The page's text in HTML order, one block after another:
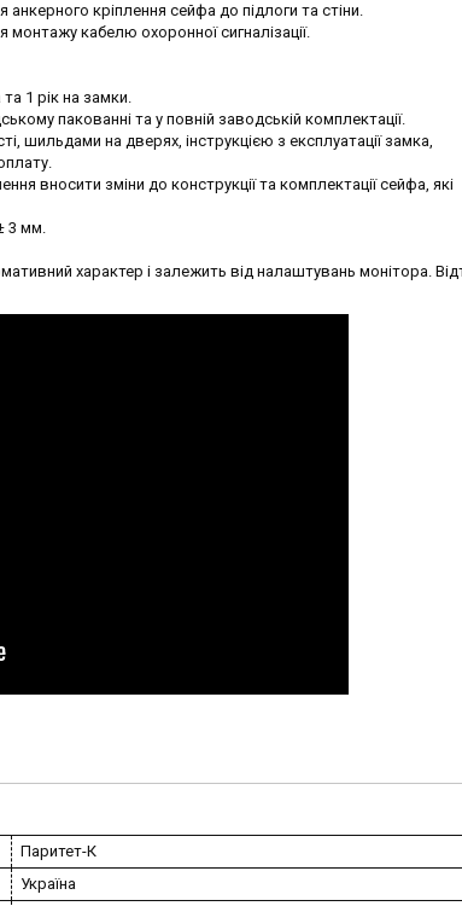
кріплення сейфа до підлоги та стіни.
монтажу кабелю охоронної сигналізації.
1 рік на замки.
пакованні та у повній заводській комплектації.
шильдами на дверях, інструкцією з експлуатації замка,
вносити зміни до конструкції та комплектації сейфа, які
3 мм.
характер і залежить від налаштувань монітора.
Паритет-К
Україна